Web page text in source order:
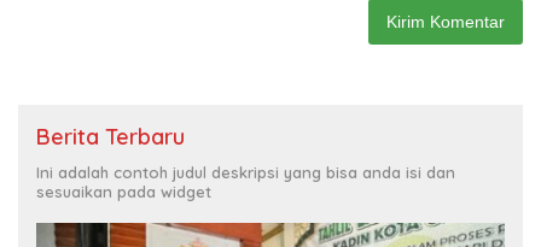
Berita Terbaru
Ini adalah contoh judul deskripsi yang bisa anda isi dan
sesuaikan pada widget